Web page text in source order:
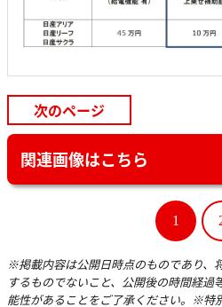
次のページ
関連画像はこちら
1
※掲載内容は公開日時点のものであり、
するものでないこと、公開後の時間経過
能性があることをご了承ください。※特